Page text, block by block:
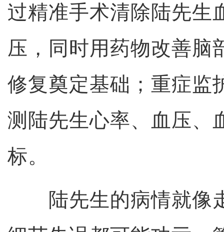
过精准手术清除陆先生
压，同时用药物改善脑
修复奠定基础；重症监
测陆先生心率、血压、
标。
陆先生的病情就像